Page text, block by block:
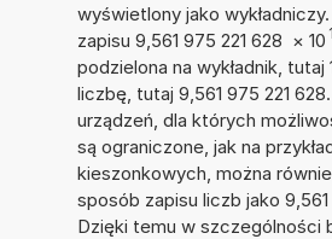
wyświetlony jako
zapisu 9,561 975 221 628 × 10
podzielona na wykładnik, tutaj
liczbę, tutaj 9,561 975 221
urządzeń, dla których
są ograniczone, jak na
kieszonkowych, można
sposób zapisu liczb jako 9,561
Dzięki temu w szczególności